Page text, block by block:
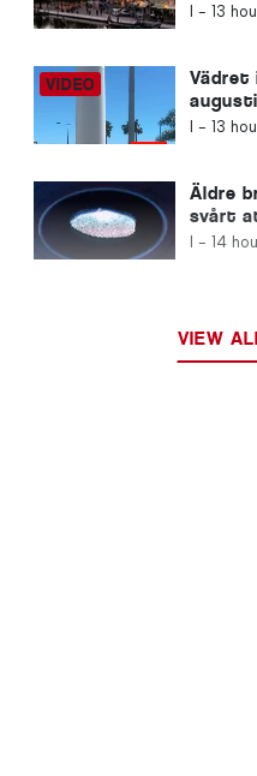
I - 13
Vädret
och
I - 13
Äldre
svårt
I - 14
VIEW